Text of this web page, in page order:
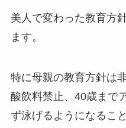
美人で変わった教育方
ます。
特に母親の教育方針は
酸飲料禁止、40歳まで
ず泳げるようになるこ